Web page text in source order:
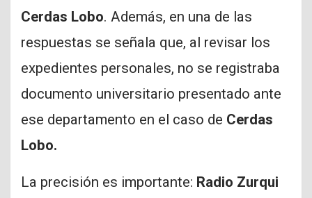
Cerdas Lobo. Además, en una de las
respuestas se señala que, al revisar los
expedientes personales, no se registraba
documento universitario presentado ante
ese departamento en el caso de Cerdas
Lobo.
La precisión es importante: Radio Zurqui